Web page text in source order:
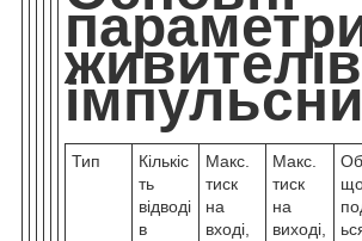
живителів
Тип
Кількіс
ть
відводі
в
Макс.
тиск
на
вході,
Макс.
тиск
на
виході,